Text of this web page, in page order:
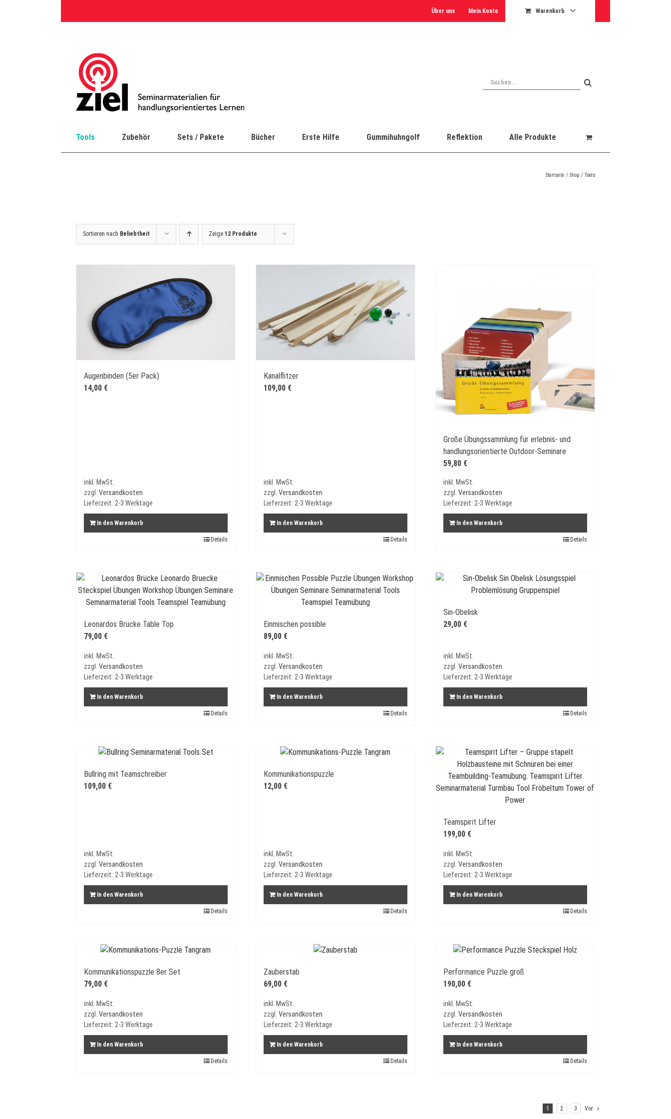
Über uns Mein Konto Warenkorb
Suche
nach:
Tools Zubehör Sets / Pakete Bücher Erste Hilfe Gummihuhngolf Reflektion Alle Produkte
Startseite Shop Tools
Sortieren nach Beliebtheit Zeige 12 Produkte
Augenbinden (5er Pack)
14,00 €
inkl. MwSt.
zzgl. Versandkosten
Lieferzeit: 2-3 Werktage
In den Warenkorb
Details
Kanalflitzer
109,00 €
inkl. MwSt.
zzgl. Versandkosten
Lieferzeit: 2-3 Werktage
In den Warenkorb
Details
Große Übungssammlung für erlebnis- und
handlungsorientierte Outdoor-Seminare
59,80 €
inkl. MwSt.
zzgl. Versandkosten
Lieferzeit: 2-3 Werktage
In den Warenkorb
Details
Leonardos Brücke Table Top
79,00 €
inkl. MwSt.
zzgl. Versandkosten
Lieferzeit: 2-3 Werktage
In den Warenkorb
Details
Einmischen possible
89,00 €
inkl. MwSt.
zzgl. Versandkosten
Lieferzeit: 2-3 Werktage
In den Warenkorb
Details
Sin-Obelisk
29,00 €
inkl. MwSt.
zzgl. Versandkosten
Lieferzeit: 2-3 Werktage
In den Warenkorb
Details
Bullring mit Teamschreiber
109,00 €
inkl. MwSt.
zzgl. Versandkosten
Lieferzeit: 2-3 Werktage
In den Warenkorb
Details
Kommunikationspuzzle
12,00 €
inkl. MwSt.
zzgl. Versandkosten
Lieferzeit: 2-3 Werktage
In den Warenkorb
Details
Teamspirit Lifter
199,00 €
inkl. MwSt.
zzgl. Versandkosten
Lieferzeit: 2-3 Werktage
In den Warenkorb
Details
Kommunikationspuzzle 8er Set
79,00 €
inkl. MwSt.
zzgl. Versandkosten
Lieferzeit: 2-3 Werktage
In den Warenkorb
Details
Zauberstab
69,00 €
inkl. MwSt.
zzgl. Versandkosten
Lieferzeit: 2-3 Werktage
In den Warenkorb
Details
Performance Puzzle groß
190,00 €
inkl. MwSt.
zzgl. Versandkosten
Lieferzeit: 2-3 Werktage
In den Warenkorb
Details
1 2 3 Vor